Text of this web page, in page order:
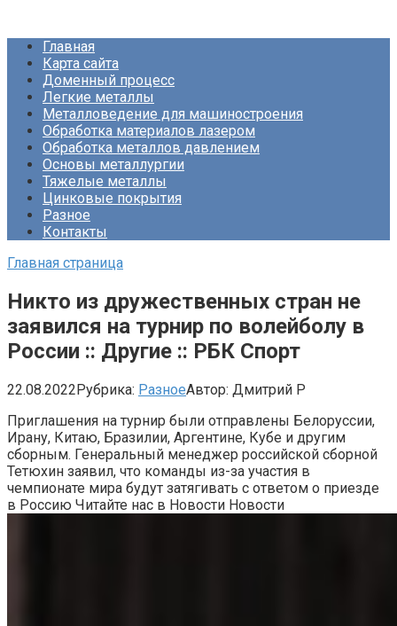
контентуГлавная
Карта сайта
Доменный процесс
Легкие металлы
Металловедение для машиностроения
Обработка материалов лазером
Обработка металлов давлением
Основы металлургии
Тяжелые металлы
Цинковые покрытия
Разное
Контакты
Главная страница
Никто из дружественных стран не
заявился на турнир по волейболу в
России :: Другие :: РБК Спорт
22.08.2022Рубрика: РазноеАвтор: Дмитрий Р
Приглашения на турнир были отправлены Белоруссии,
Ирану, Китаю, Бразилии, Аргентине, Кубе и другим
сборным. Генеральный менеджер российской сборной
Тетюхин заявил, что команды из-за участия в
чемпионате мира будут затягивать с ответом о приезде
в Россию Читайте нас в Новости Новости